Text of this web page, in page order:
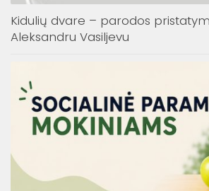
Kidulių dvare – parodos
Aleksandru Vasiljevu